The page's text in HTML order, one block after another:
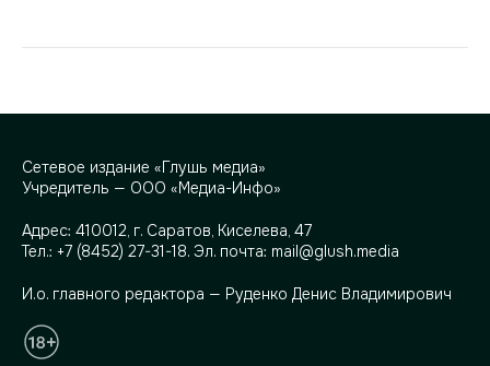
Сетевое издание «Глушь медиа»
Учредитель — ООО «Медиа-Инфо»
Адрес: 410012, г. Саратов, Киселева, 47
Тел.: +7 (8452) 27-31-18. Эл. почта: mail@glush.media
И.о. главного редактора — Руденко Денис Владимирович